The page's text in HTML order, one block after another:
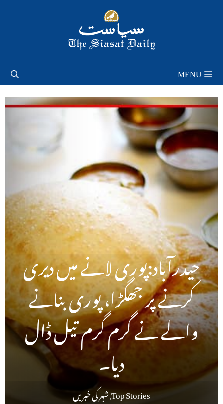
MENU
حیدرآباد:پوری لانے میں دیری
کرنے پر جھگڑا، پوری بنانے
والے نے گرم گرم تیل ڈال
دیا۔
Top Stories
,شہر کی خبریں